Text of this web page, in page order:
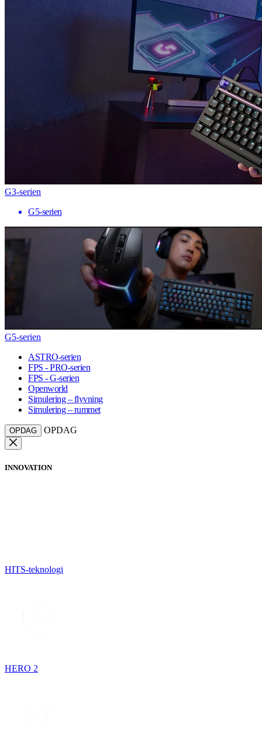
G3-serien
G5-serien
G5-serien
ASTRO-serien
FPS - PRO-serien
FPS - G-serien
Openworld
Simulering – flyvning
Simulering – rummet
OPDAG OPDAG
INNOVATION
HITS-teknologi
HERO 2